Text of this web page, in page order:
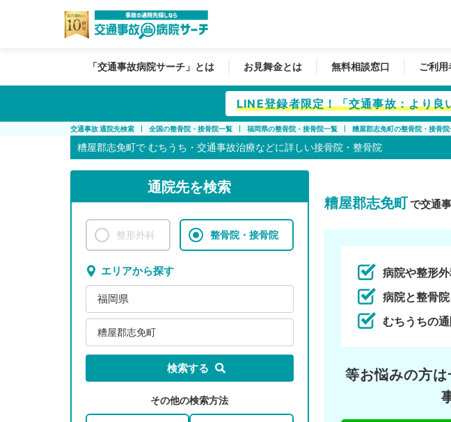
「交通事故病院サーチ」とは お見舞金とは 無料相談窓口 ご利
LINE登録者限定！「交通事故：より
交通事故 通院先検索 全国の整骨院・接骨院一覧 福岡県の整骨院・接骨院一覧 糟屋郡志免町の整骨院・接骨院
糟屋郡志免町で むちうち・交通事故治療などに詳しい接骨院・整骨院
通院先を検索
整形外科 整骨院・接骨院
エリアから探す
福岡県
糟屋郡志免町
検索する
その他の検索方法
糟屋郡志免町で交通
病院や整形
病院と整骨
むちうちの
等お悩みの方は